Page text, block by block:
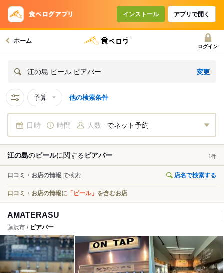
インストール アプリで開く
ホーム
ログイン
江の島 ビール ビアバー 変更
予算 他の検索条件
日時 時間 人数 でネット予約
江の島のビールに関するビアバー 1 件
口コミ・お店の情報 で検索 店名で検索する
口コミ・お店の情報に 「ビール」 を含むお店
AMATERASU
藤沢市 / ビアバー